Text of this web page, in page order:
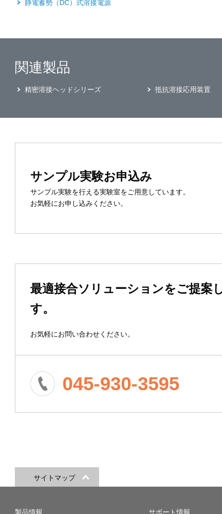
静電蓄勢（DC）式溶接電源
関連製品
精密溶接ヘッドシリーズ 抵抗溶接応用装置
サンプル実験お申込み
サンプル実験を行える実験室をご用意しています。
お気軽にお申し込みください。
最適接合ソリューションをご提案
す。
お気軽にお問い合わせください。
045-930-3595
サイトマップ
製品情報
サポート情報